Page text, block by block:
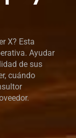
X? Esta
Ayudar
de sus
cuándo